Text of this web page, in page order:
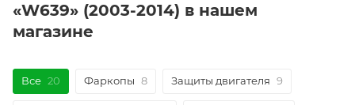
«W639» (2003-2014) в нашем
магазине
Все 20 Фаркопы 8 Защиты двигателя 9